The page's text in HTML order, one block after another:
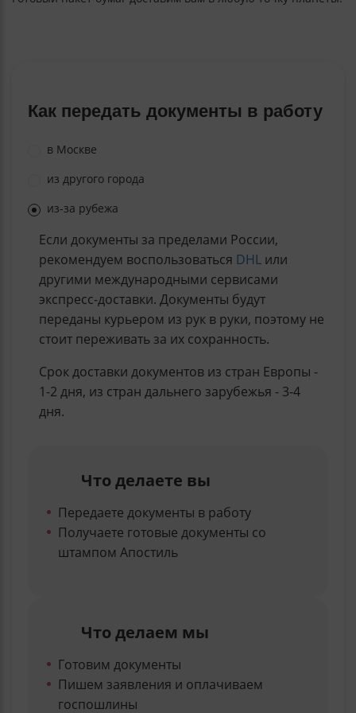
Как передать документы в работу
в Москве
из другого города
из-за рубежа
Если документы за пределами России,
рекомендуем воспользоваться DHL или
другими международными сервисами
экспресс-доставки. Документы будут
переданы курьером из рук в руки, поэтому не
стоит переживать за их сохранность.
Срок доставки документов из стран Европы -
1-2 дня, из стран дальнего зарубежья - 3-4
дня.
Что делаете вы
Передаете документы в работу
Получаете готовые документы со
штампом Апостиль
Что делаем мы
Готовим документы
Пишем заявления и оплачиваем
госпошлины